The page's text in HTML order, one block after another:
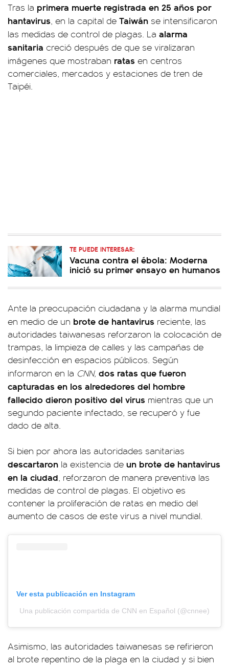
Tras la primera muerte registrada en 25 años por
hantavirus, en la capital de Taiwán se intensificaron
las medidas de control de plagas. La alarma
sanitaria creció después de que se viralizaran
imágenes que mostraban ratas en centros
comerciales, mercados y estaciones de tren de
Taipéi.
TE PUEDE INTERESAR:
Vacuna contra el ébola: Moderna
inició su primer ensayo en humanos
Ante la preocupación ciudadana y la alarma mundial
en medio de un brote de hantavirus reciente, las
autoridades taiwanesas reforzaron la colocación de
trampas, la limpieza de calles y las campañas de
desinfección en espacios públicos. Según
informaron en la CNN, dos ratas que fueron
capturadas en los alrededores del hombre
fallecido dieron positivo del virus mientras que un
segundo paciente infectado, se recuperó y fue
dado de alta.
Si bien por ahora las autoridades sanitarias
descartaron la existencia de un brote de hantavirus
en la ciudad, reforzaron de manera preventiva las
medidas de control de plagas. El objetivo es
contener la proliferación de ratas en medio del
aumento de casos de este virus a nivel mundial.
Ver esta publicación en Instagram
Una publicación compartida de CNN en Español (@cnnee)
Asimismo, las autoridades taiwanesas se refirieron
al brote repentino de la plaga en la ciudad y si bien